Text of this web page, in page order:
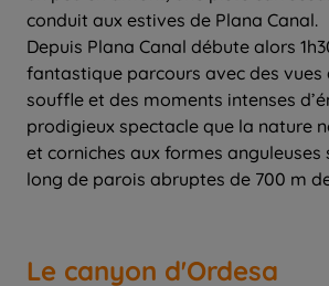
conduit aux estives de Plana Canal.
Depuis Plana Canal débute alors
fantastique parcours avec des vues
souffle et des moments intenses
prodigieux spectacle que la nature
et corniches aux formes anguleuses
long de parois abruptes de 700 m
Le canyon d'Ordesa